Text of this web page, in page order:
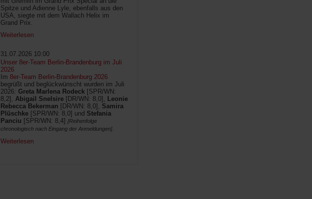
Spitze und Adienne Lyle, ebenfalls aus den
USA, siegte mit dem Wallach Helix im
Grand Prix.
Weiterlesen
31.07.2026 10:00
Unser 8er-Team Berlin-Brandenburg im Juli
2026
Im 8er-Team Berlin-Brandenburg 2026
begrüßt und beglückwünscht wurden im Juli
2026: Greta Marlena Rodeck [SPR/WN:
8,2], Abigail Snelsire [DR/WN: 8,0], Leonie
Rebecca Bekerman [DR/WN: 8,0], Samira
Plüschke [SPR/WN: 8,0] und Stefania
Panciu [SPR/WN: 8,4] [Reihenfolge
chronologisch nach Eingang der Anmeldungen].
Weiterlesen